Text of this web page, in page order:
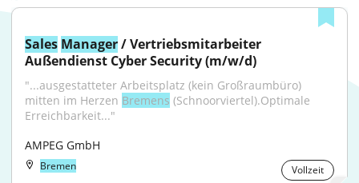
Sales Manager / Vertriebsmitarbeiter
Außendienst Cyber Security (m/w/d)
"...ausgestatteter Arbeitsplatz (kein Großraumbüro)
mitten im Herzen Bremens (Schnoorviertel).Optimale
Erreichbarkeit..."
AMPEG GmbH
Bremen Vollzeit